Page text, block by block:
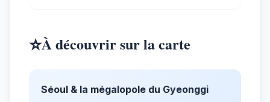
⭐À découvrir sur la carte
Séoul & la mégalopole du Gyeonggi